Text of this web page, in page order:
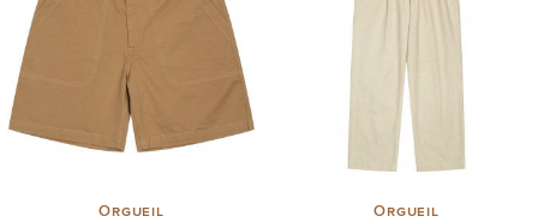
Orgueil Orgueil